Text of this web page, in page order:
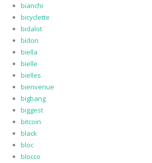
bianchi
bicyclette
bidalot
bidon
biella
bielle
bielles
bienvenue
bigbang
biggest
bitcoin
black
bloc
blocco